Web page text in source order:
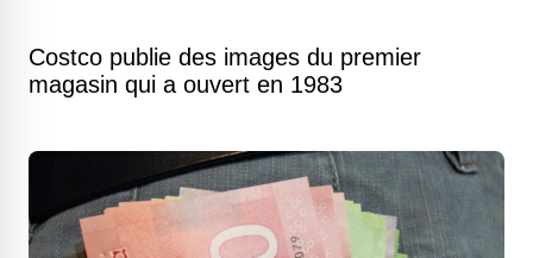
Costco publie des images du premier
magasin qui a ouvert en 1983